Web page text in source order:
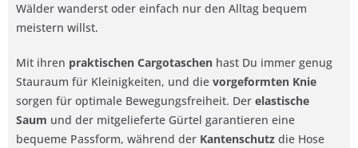
Wälder wanderst oder einfach nur den Alltag bequem
meistern willst.
Mit ihren praktischen Cargotaschen hast Du immer genug
Stauraum für Kleinigkeiten, und die vorgeformten Knie
sorgen für optimale Bewegungsfreiheit. Der elastische
Saum und der mitgelieferte Gürtel garantieren eine
bequeme Passform, während der Kantenschutz die Hose